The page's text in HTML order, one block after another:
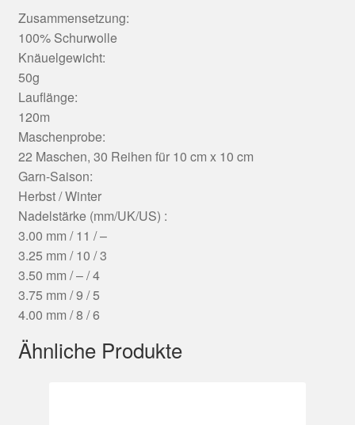
Zusammensetzung:
100% Schurwolle
Knäuelgewicht:
50g
Lauflänge:
120m
Maschenprobe:
22 Maschen, 30 Reihen für 10 cm x 10 cm
Garn-Saison:
Herbst / Winter
Nadelstärke (mm/UK/US) :
3.00 mm / 11 / –
3.25 mm / 10 / 3
3.50 mm / – / 4
3.75 mm / 9 / 5
4.00 mm / 8 / 6
Ähnliche Produkte